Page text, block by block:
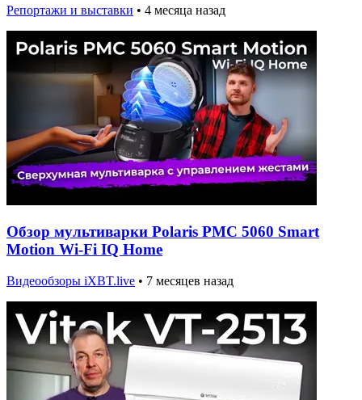
Репортажи и выставки • 4 месяца назад
Обзор мультиварки Polaris PMC 5060 Smart
Motion Wi-Fi IQ Home
Видеообзоры iXBT.live • 7 месяцев назад